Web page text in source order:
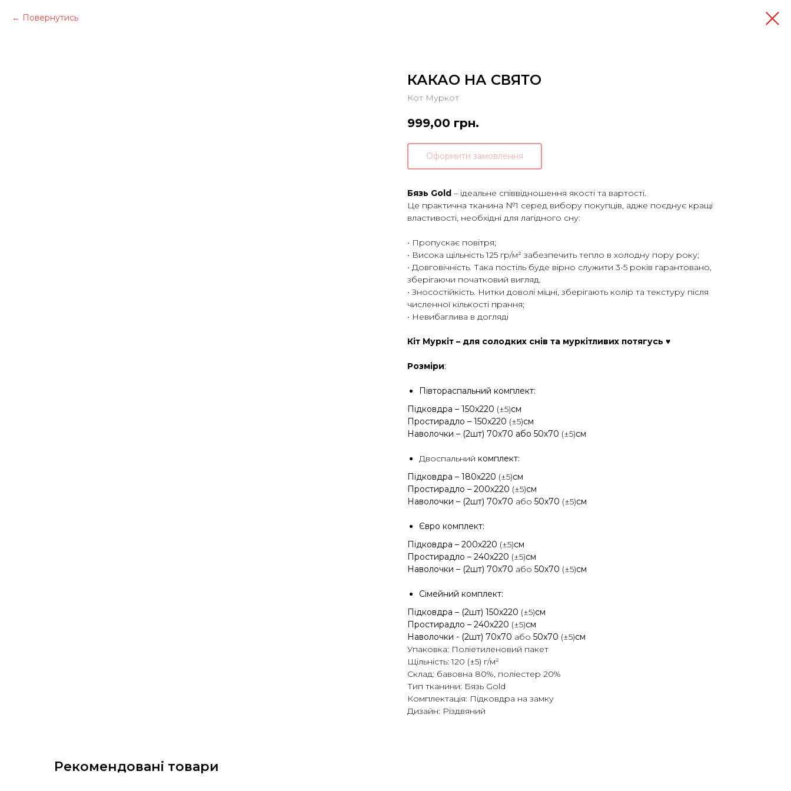
Повернутись
КАКАО НА СВЯТО
Кот Муркот
999,00 грн.
Оформити замовлення
Бязь Gold – ідеальне співвідношення якості та вартості.
Це практична тканина №1 серед вибору покупців, адже поєднує кращі
властивості, необхідні для лагідного сну:
• Пропускає повітря;
• Висока щільність 125 гр/м² забезпечить тепло в холодну пору року;
• Довговічність. Така постіль буде вірно служити 3-5 років гарантовано,
зберігаючи початковий вигляд.
• Зносостійкість. Нитки доволі міцні, зберігають колір та текстуру після
численної кількості прання;
• Невибаглива в догляді
Кіт Муркіт – для солодких снів та муркітливих потягусь ♥
Розміри:
Півтораспальний комплект:
Підковдра – 150х220 (±5)см
Простирадло – 150х220 (±5)см
Наволочки – (2шт) 70х70 або 50х70 (±5)см
Двоспальний комплект:
Підковдра – 180х220 (±5)см
Простирадло – 200х220 (±5)см
Наволочки – (2шт) 70х70 або 50х70 (±5)см
Євро комплект:
Підковдра – 200х220 (±5)см
Простирадло – 240х220 (±5)см
Наволочки – (2шт) 70х70 або 50х70 (±5)см
Сімейний комплект:
Підковдра – (2шт) 150х220 (±5)см
Простирадло – 240х220 (±5)см
Наволочки - (2шт) 70х70 або 50х70 (±5)см
Упаковка: Поліетиленовий пакет
Щільність: 120 (±5) г/м²
Склад: бавовна 80%, поліестер 20%
Тип тканини: Бязь Gold
Комплектація: Підковдра на замку
Дизайн: Різдвяний
Рекомендовані товари